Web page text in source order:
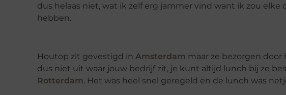
dus helaas niet, wat ik zelf erg jammer vind want ik zou elke
hebben.
Houtop zit gevestigd in Amsterdam maar ze bezorgen
dus niet uit waar jouw bedrijf zit, je kunt altijd lunch bij ze
Rotterdam. Het was heel snel geregeld en de lunch was